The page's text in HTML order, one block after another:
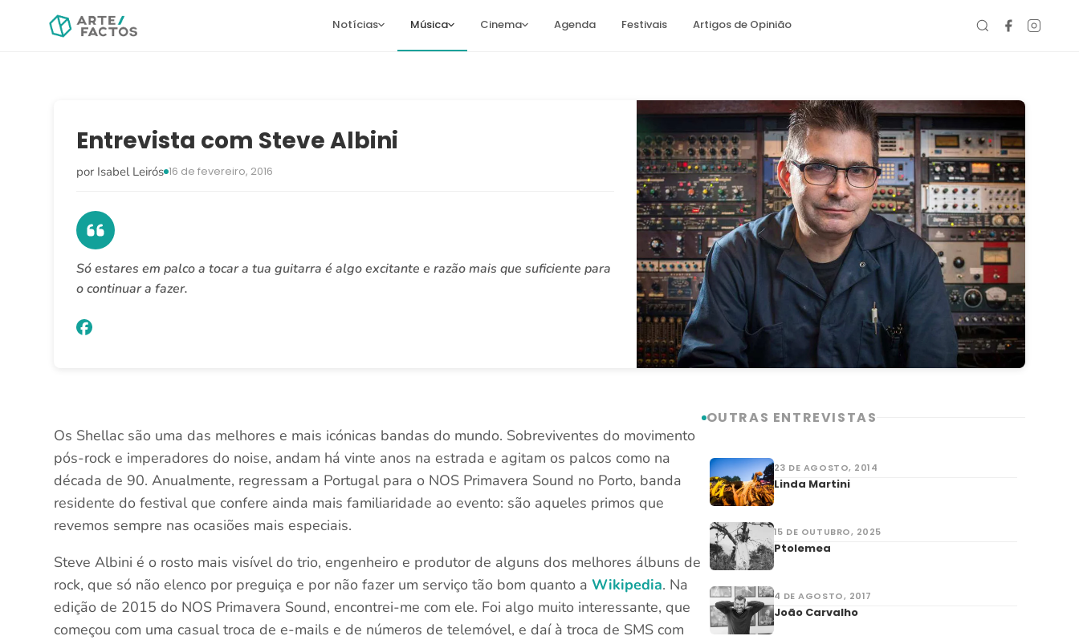
Notícias Música Cinema Agenda Festivais Artigos de Opinião
Entrevista com Steve Albini
por Isabel Leirós 16 de fevereiro, 2016
Só estares em palco a tocar a tua guitarra é algo excitante e razão mais que suficiente para
o continuar a fazer.
Os Shellac são uma das melhores e mais icónicas bandas do mundo. Sobreviventes do movimento
pós-rock e imperadores do noise, andam há vinte anos na estrada e agitam os palcos como na
década de 90. Anualmente, regressam a Portugal para o NOS Primavera Sound no Porto, banda
residente do festival que confere ainda mais familiaridade ao evento: são aqueles primos que
revemos sempre nas ocasiões mais especiais.
Steve Albini é o rosto mais visível do trio, engenheiro e produtor de alguns dos melhores álbuns de
rock, que só não elenco por preguiça e por não fazer um serviço tão bom quanto aWikipedia. Na
edição de 2015 do NOS Primavera Sound, encontrei-me com ele. Foi algo muito interessante, que
começou com uma casual troca de e-mails e de números de telemóvel, e daí à troca de SMS com
OUTRAS ENTREVISTAS
23 DE AGOSTO, 2014
Linda Martini
15 DE OUTUBRO, 2025
Ptolemea
4 DE AGOSTO, 2017
João Carvalho